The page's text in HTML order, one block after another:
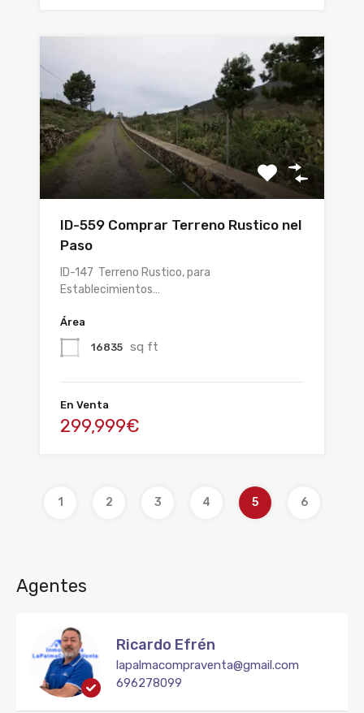
ID-559 Comprar Terreno Rustico nel
Paso
ID-147 Terreno Rustico, para
Establecimientos…
Área
16835 sq ft
En Venta
299,999€
1 2 3 4 5 6
Agentes
Ricardo Efrén
lapalmacompraventa@gmail.com
696278099